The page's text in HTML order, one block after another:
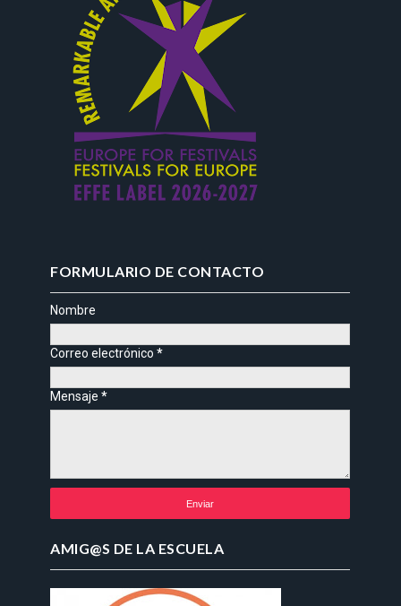
FORMULARIO DE CONTACTO
Nombre
Correo electrónico*
Mensaje*
AMIG@S DE LA ESCUELA